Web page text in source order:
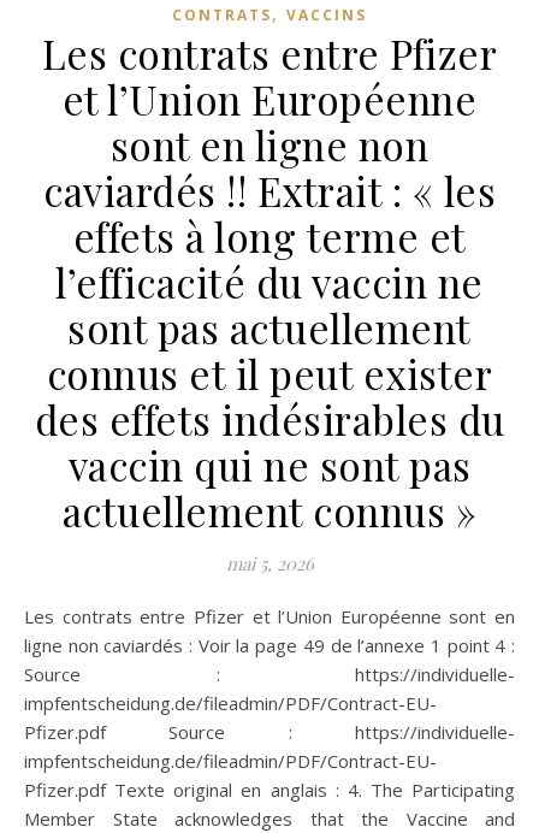
CONTRATS, VACCINS
Les contrats entre Pfizer
et l’Union Européenne
sont en ligne non
caviardés !! Extrait : « les
effets à long terme et
l’efficacité du vaccin ne
sont pas actuellement
connus et il peut exister
des effets indésirables du
vaccin qui ne sont pas
actuellement connus »
mai 5, 2026
Les contrats entre Pfizer et l’Union Européenne sont en
ligne non caviardés : Voir la page 49 de l’annexe 1 point 4 :
Source : https://individuelle-
impfentscheidung.de/fileadmin/PDF/Contract-EU-
Pfizer.pdf Source : https://individuelle-
impfentscheidung.de/fileadmin/PDF/Contract-EU-
Pfizer.pdf Texte original en anglais : 4. The Participating
Member State acknowledges that the Vaccine and